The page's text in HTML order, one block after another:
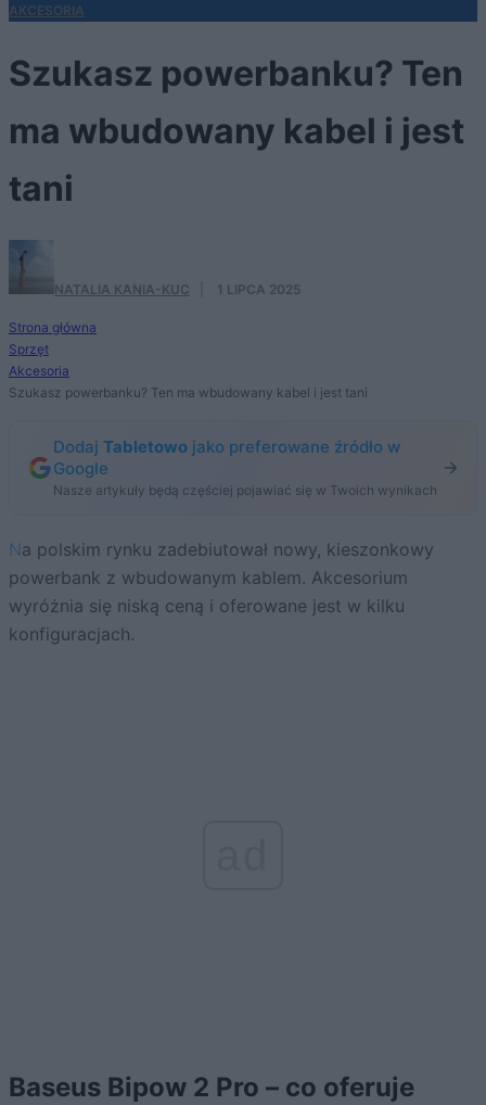
AKCESORIA
Szukasz powerbanku? Ten
ma wbudowany kabel i jest
tani
NATALIA KANIA-KUC 1 LIPCA 2025
Strona główna
Sprzęt
Akcesoria
Szukasz powerbanku? Ten ma wbudowany kabel i jest tani
Dodaj Tabletowo jako preferowane źródło w
Google
Nasze artykuły będą częściej pojawiać się w Twoich wynikach
Na polskim rynku zadebiutował nowy, kieszonkowy
powerbank z wbudowanym kablem. Akcesorium
wyróżnia się niską ceną i oferowane jest w kilku
konfiguracjach.
Baseus Bipow 2 Pro – co oferuje